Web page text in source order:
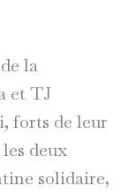
la
et TJ
forts de leur
deux
solidaire,